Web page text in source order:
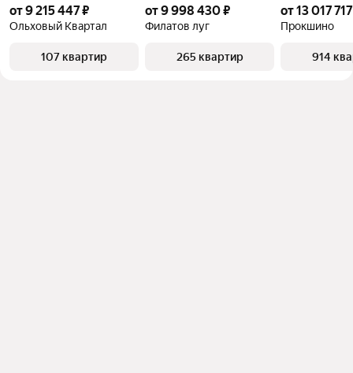
от 9 215 447 ₽
Ольховый Квартал
107 квартир
от 9 998 430 ₽
Филатов луг
265 квартир
от 13 017
Прокшино
914